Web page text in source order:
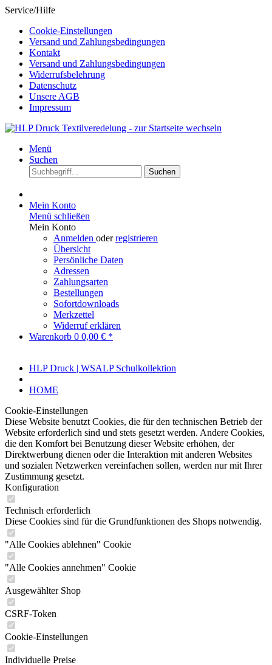
Service/Hilfe
Cookie-Einstellungen
Versand und Zahlungsbedingungen
Kontakt
Versand und Zahlungsbedingungen
Widerrufsbelehrung
Datenschutz
Unsere AGB
Impressum
Menü
Suchen
Suchen
Mein Konto
Menü schließen
Mein Konto
Anmelden oderregistrieren
Übersicht
Persönliche Daten
Adressen
Zahlungsarten
Bestellungen
Sofortdownloads
Merkzettel
Widerruf erklären
Warenkorb 0 0,00 € *
HLP Druck | WSALP Schulkollektion
HOME
Cookie-Einstellungen
Diese Website benutzt Cookies, die für den technischen Betrieb der
Website erforderlich sind und stets gesetzt werden. Andere Cookies,
die den Komfort bei Benutzung dieser Website erhöhen, der
Direktwerbung dienen oder die Interaktion mit anderen Websites
und sozialen Netzwerken vereinfachen sollen, werden nur mit Ihrer
Zustimmung gesetzt.
Konfiguration
Technisch erforderlich
Diese Cookies sind für die Grundfunktionen des Shops notwendig.
"Alle Cookies ablehnen" Cookie
"Alle Cookies annehmen" Cookie
Ausgewählter Shop
CSRF-Token
Cookie-Einstellungen
Individuelle Preise